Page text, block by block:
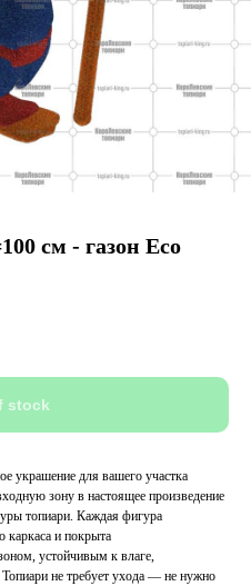
см - газон Eco
stock
украшение для вашего участка
зону в настоящее произведение
топиари. Каждая фигура
каркаса и покрыта
устойчивым к влаге,
не требует ухода — не нужно